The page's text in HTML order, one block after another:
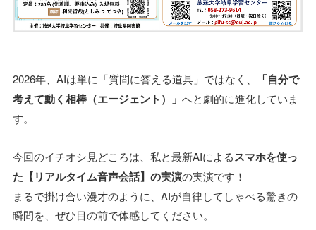
2026年、AIは単に「質問に答える道具」ではなく、
「自分で
考えて動く相棒（エージェント）」 へと劇的に進化していま
す。
今回のイチオシ見どころは、私と最新AIによるスマホを使っ
た【リアルタイム音声会話】の実演の実演です！
まるで掛け合い漫才のように、AIが自律してしゃべる驚きの
瞬間を、ぜひ目の前で体感してください。